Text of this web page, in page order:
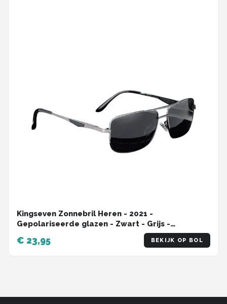
Kingseven Zonnebril Heren - 2021 -
Gepolariseerde glazen - Zwart - Grijs -
€ 23,95 BEKIJK OP BOL